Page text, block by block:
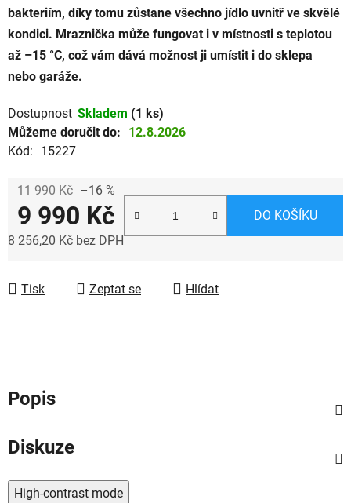
bakteriím, díky tomu zůstane všechno jídlo uvnitř ve skvělé
kondici. Mraznička může fungovat i v místnosti s teplotou
až –15 °C, což vám dává možnost ji umístit i do sklepa
nebo garáže.
Dostupnost Skladem (1 ks)
Můžeme doručit do:
12.8.2026
Kód:
15227
11 990 Kč –16 %
9 990 Kč
8 256,20 Kč bez DPH
DO KOŠÍKU
Tisk Zeptat se Hlídat
Popis
Diskuze
High-contrast mode